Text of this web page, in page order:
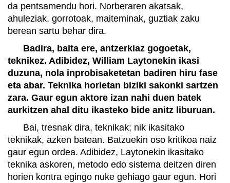
da pentsamendu hori. Norberaren akatsak,
ahuleziak, gorrotoak, maiteminak, guztiak zaku
berean sartu behar dira.
Badira, baita ere, antzerkiaz gogoetak,
teknikez. Adibidez, William Laytonekin ikasi
duzuna, nola inprobisaketetan badiren hiru fase
eta abar. Teknika horietan biziki sakonki sartzen
zara. Gaur egun aktore izan nahi duen batek
aurkitzen ahal ditu ikasteko bide anitz liburuan.
Bai, tresnak dira, teknikak; nik ikasitako
teknikak, azken batean. Batzuekin oso kritikoa naiz
gaur egun ordea. Adibidez, Laytonekin ikasitako
teknika askoren, metodo edo sistema deitzen diren
horien kontra egingo nuke gehiago gaur egun. Hori